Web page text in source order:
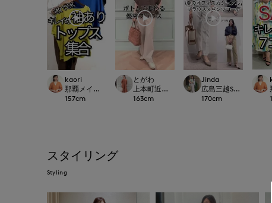
kaori
那覇メインプレイスI.T.'S.international
157cm
とがわ
上本町近鉄SUPERIORCLOSET
163cm
Jinda
広島三越
170cm
スタイリング
Styling